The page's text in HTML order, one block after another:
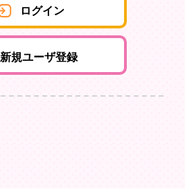
ログイン
新規ユーザ登録